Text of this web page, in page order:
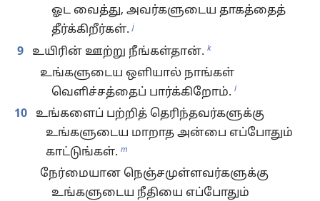
ஓட வைத்து, அவர்களுடைய தாகத்தைத்
தீர்க்கிறீர்கள். j
9 உயிரின் ஊற்று நீங்கள்தான். k
உங்களுடைய ஒளியால் நாங்கள்
வெளிச்சத்தைப் பார்க்கிறோம். l
10
உங்களைப் பற்றித் தெரிந்தவர்களுக்கு
உங்களுடைய மாறாத அன்பை எப்போதும்
காட்டுங்கள். m
நேர்மையான நெஞ்சமுள்ளவர்களுக்கு
உங்களுடைய நீதியை எப்போதும்